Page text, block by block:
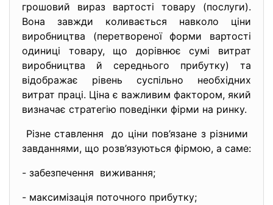
грошовий вираз вартості товару (послуги).
Вона завжди коливається навколо ціни
виробництва (перетвореної форми вартості
одиниці товару, що дорівнює сумі витрат
виробництва й середнього прибутку) та
відображає рівень суспільно необхідних
витрат праці. Ціна є важливим фактором, який
визначає стратегію поведінки фірми на ринку.
Різне ставлення до ціни пов’язане з різними
завданнями, що розв’язуються фірмою, а саме:
- забезпечення виживання;
- максимізація поточного прибутку;